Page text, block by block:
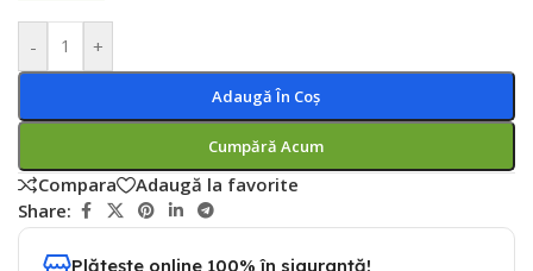
- +
Adaugă În Coș
Cumpără Acum
Compara
Adaugă la favorite
Share:
Plătește online 100% în siguranță!